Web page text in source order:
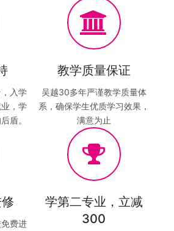
入学
，学
盾。
教学质量保证
吴越30多年严谨教学质量体
系，确保学生优质学习效果，
满意为止
费进
学第二专业，立减
300